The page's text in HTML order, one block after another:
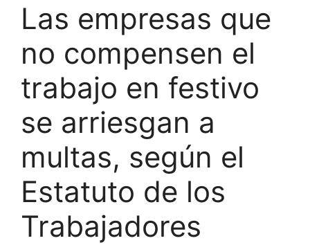
Las empresas que
no compensen el
trabajo en festivo
se arriesgan a
multas, según el
Estatuto de los
Trabajadores